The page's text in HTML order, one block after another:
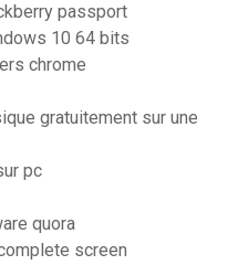
passport
10 64 bits
chrome
gratuitement sur une
pc
quora
screen